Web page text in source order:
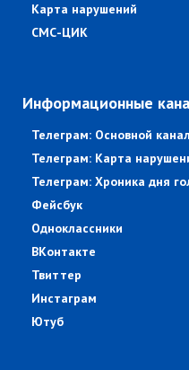
Карта нарушений
СМС-ЦИК
Информационные
Телеграм: Основной канал
Телеграм: Карта
Телеграм: Хроника дня
Фейсбук
Одноклассники
ВКонтакте
Твиттер
Инстаграм
Ютуб